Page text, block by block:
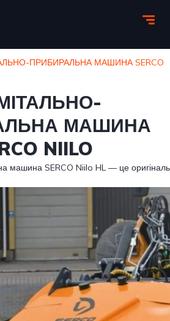
ПРИБИРАЛЬНА МАШИНА SERCO
МАШИНА
NIILO
машина SERCO Niilo HL — це